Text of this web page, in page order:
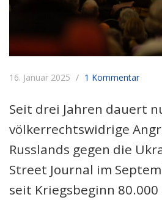
16. Januar 2025 1 Kommentar
Seit drei Jahren dauert
völkerrechtswidrige
Russlands gegen die
Street Journal im
seit Kriegsbeginn